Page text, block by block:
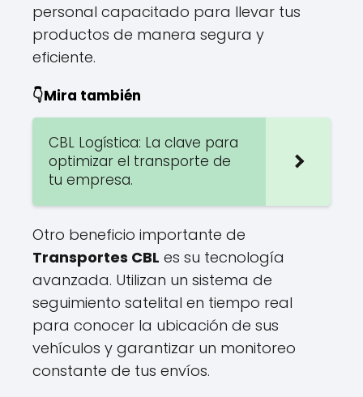
personal capacitado para llevar tus
productos de manera segura y
eficiente.
👇Mira también
CBL Logística: La clave para
optimizar el transporte de
tu empresa.
Otro beneficio importante de
Transportes CBL es su tecnología
avanzada. Utilizan un sistema de
seguimiento satelital en tiempo real
para conocer la ubicación de sus
vehículos y garantizar un monitoreo
constante de tus envíos.